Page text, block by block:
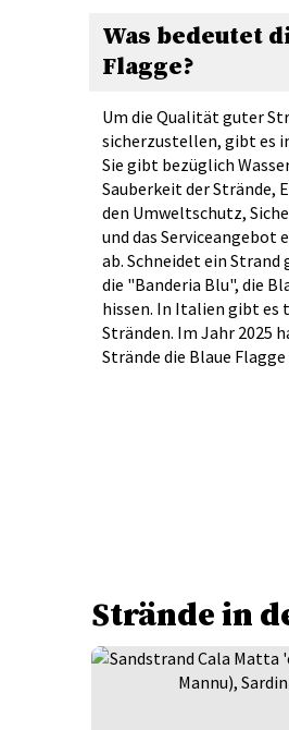
Was bedeutet
Flagge?
Um die Qualität guter
sicherzustellen, gibt es
Sie gibt bezüglich
Sauberkeit der Strände,
den Umweltschutz,
und das Serviceangebot
ab. Schneidet ein Strand
die "Banderia Blu", die
hissen. In Italien gibt es
Stränden. Im Jahr 2025
Strände die Blaue
Strände in